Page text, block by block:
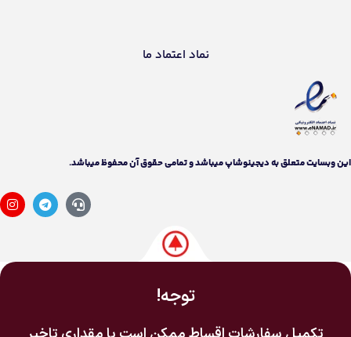
نماد اعتماد ما
اين وبسايت متعلق به دیجینوشاپ ميباشد و تمامی حقوق آن محفوظ ميباشد.
توجه!